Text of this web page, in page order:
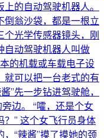
的自动驾驶机器人。
倒翁沙袋，都是一根立
光学传感器镜头，刚
自动驾驶机器人叫做
的机载或车载电子设
就可以把一台老式的有
”先一步钻进驾驶舱，
边。 “嚯，还是个女
？” 这个女飞行员身体
“辣酱”摸了摸她的颈